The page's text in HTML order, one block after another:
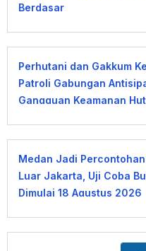
Berdasar
Perhutani dan Gakkum
Patroli Gabungan
Gangguan Keamanan
Medan Jadi Percontohan
Luar Jakarta, Uji Coba
Dimulai 18 Agustus 2026